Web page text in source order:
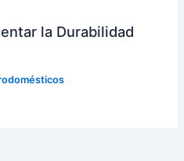
la Durabilidad